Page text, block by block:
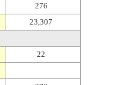
276
23,307
22